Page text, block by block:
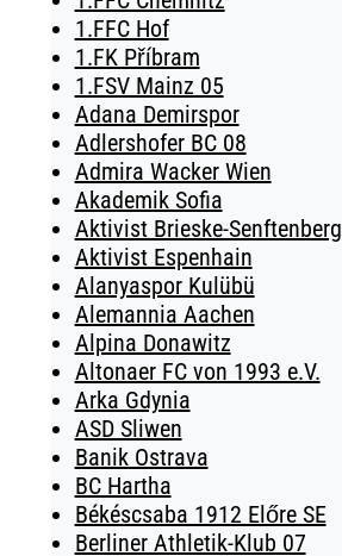
1.FFC Hof
1.FK Příbram
1.FSV Mainz 05
Adana Demirspor
Adlershofer BC 08
Admira Wacker Wien
Akademik Sofia
Aktivist Brieske-Senftenberg
Aktivist Espenhain
Alanyaspor Kulübü
Alemannia Aachen
Alpina Donawitz
Altonaer FC von 1993 e.V.
Arka Gdynia
ASD Sliwen
Banik Ostrava
BC Hartha
Békéscsaba 1912 Előre SE
Berliner Athletik-Klub 07